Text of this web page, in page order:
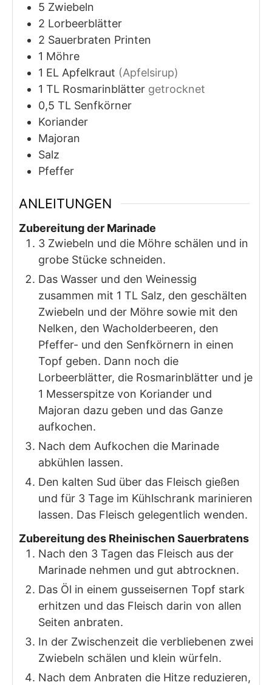
5 Zwiebeln
2 Lorbeerblätter
2 Sauerbraten Printen
1 Möhre
1 EL Apfelkraut (Apfelsirup)
1 TL Rosmarinblätter getrocknet
0,5 TL Senfkörner
Koriander
Majoran
Salz
Pfeffer
ANLEITUNGEN
Zubereitung der Marinade
3 Zwiebeln und die Möhre schälen und in
grobe Stücke schneiden.
Das Wasser und den Weinessig
zusammen mit 1 TL Salz, den geschälten
Zwiebeln und der Möhre sowie mit den
Nelken, den Wacholderbeeren, den
Pfeffer- und den Senfkörnern in einen
Topf geben. Dann noch die
Lorbeerblätter, die Rosmarinblätter und je
1 Messerspitze von Koriander und
Majoran dazu geben und das Ganze
aufkochen.
Nach dem Aufkochen die Marinade
abkühlen lassen.
Den kalten Sud über das Fleisch gießen
und für 3 Tage im Kühlschrank marinieren
lassen. Das Fleisch gelegentlich wenden.
Zubereitung des Rheinischen Sauerbratens
Nach den 3 Tagen das Fleisch aus der
Marinade nehmen und gut abtrocknen.
Das Öl in einem gusseisernen Topf stark
erhitzen und das Fleisch darin von allen
Seiten anbraten.
In der Zwischenzeit die verbliebenen zwei
Zwiebeln schälen und klein würfeln.
Nach dem Anbraten die Hitze reduzieren,